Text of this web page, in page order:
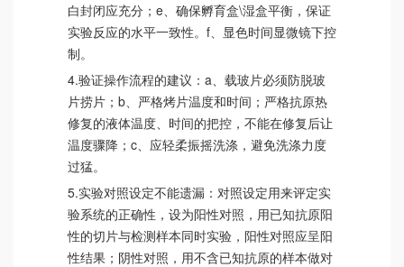
白封闭应充分；e、确保孵育盒\湿盒平衡，保证
实验反应的水平一致性。f、显色时间显微镜下控
制。
4.验证操作流程的建议：a、载玻片必须防脱玻
片捞片；b、严格烤片温度和时间；严格抗原热
修复的液体温度、时间的把控，不能在修复后让
温度骤降；c、应轻柔振摇洗涤，避免洗涤力度
过猛。
5.实验对照设定不能遗漏：对照设定用来评定实
验系统的正确性，设为阳性对照，用已知抗原阳
性的切片与检测样本同时实验，阳性对照应呈阳
性结果；阴性对照，用不含已知抗原的样本做对